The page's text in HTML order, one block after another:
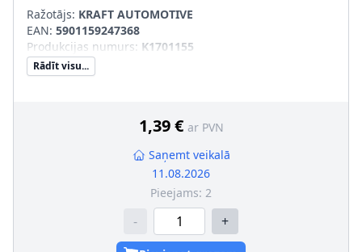
Ražotājs: KRAFT AUTOMOTIVE
EAN: 5901159247368
Produkcijas numurs: K1701155
Rādīt visu...
1,39 € ar PVN
Saņemt veikalā
11.08.2026
Pieejams: 2
- +